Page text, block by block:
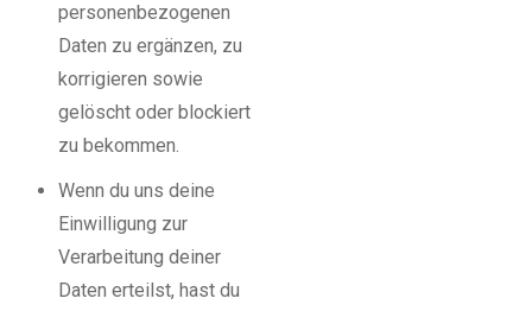
personenbezogenen
Daten zu ergänzen, zu
korrigieren sowie
gelöscht oder blockiert
zu bekommen.
Wenn du uns deine
Einwilligung zur
Verarbeitung deiner
Daten erteilst, hast du